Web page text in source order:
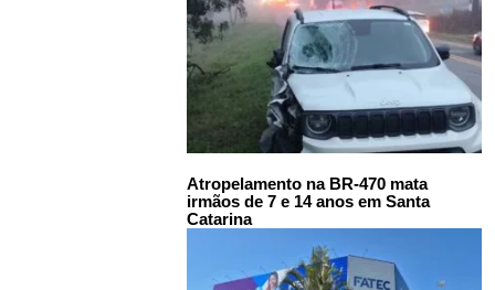
Atropelamento na BR-470 mata
irmãos de 7 e 14 anos em Santa
Catarina